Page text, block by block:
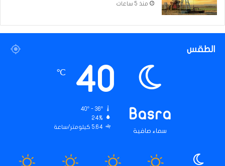
منذ 5 ساعات
الطقس
Basra
سماء صافية
40
℃
40º - 36º
24%
5.64 كيلومتر/ساعة